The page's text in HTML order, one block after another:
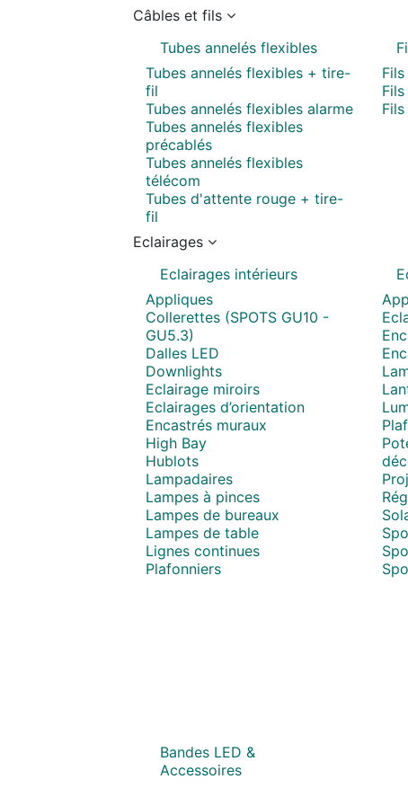
Câbles et fils
Tubes annelés flexibles
Tubes annelés flexibles + tire-
fil
Tubes annelés flexibles alarme
Tubes annelés flexibles
précablés
Tubes annelés flexibles
télécom
Tubes d'attente rouge + tire-
fil
Eclairages
Eclairages intérieurs
Appliques
Collerettes (SPOTS GU10 -
GU5.3)
Dalles LED
Downlights
Eclairage miroirs
Eclairages d’orientation
Encastrés muraux
High Bay
Hublots
Lampadaires
Lampes à pinces
Lampes de bureaux
Lampes de table
Lignes continues
Plafonniers
Bandes LED &
Accessoires